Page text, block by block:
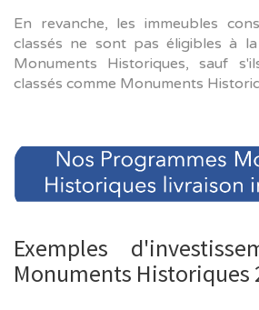
En revanche, les immeubles
classés ne sont pas éligibles à
Monuments Historiques, sauf
classés comme Monuments
Exemples
Monuments Historiques